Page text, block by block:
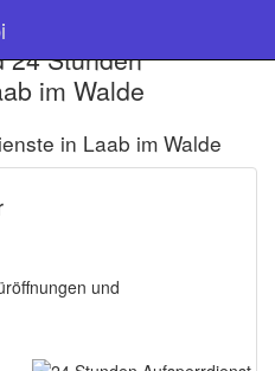
24 Stunden
im Walde
in Laab im Walde
und